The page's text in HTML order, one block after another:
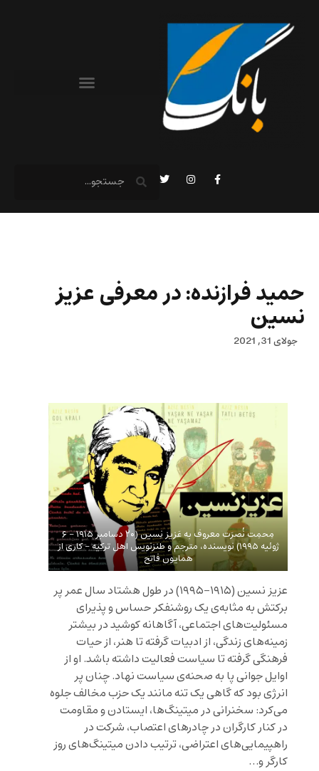
حمید فرازنده: در معرفی عزیز
نسین
جولای 31, 2021
مِحمِت نُصرَت معروف به عَزیز نِسین (۲۰ دسامبر ۱۹۱۵ – ۶
ژوئیه ۱۹۹۵) نویسنده، مترجم و طنزنویس اهل ترکیه – کاری از
همایون فاتح
عزیز نسین (۱۹۱۵-۱۹۹۵) در طول هشتاد سال عمر پر
برکتش به مثابه‌ی یک روشنفکر حساس و پذیرای
مسئولیت‌های اجتماعی، آگاهانه کوشید در بیشتر
زمینه‌های زندگی، از ادبیات گرفته تا هنر، از حیات
فرهنگی گرفته تا سیاست فعالیت داشته باشد. او از
اوایل جوانی پا به صحنه‌ی سیاست نهاد. چنان پر
انرژی بود که گاهی یک تنه مانند یک حزب مخالف جلوه
می‌کرد: سخنرانی در میتینگ‌ها، ایستادن و مقاومت
در کنار کارگران در چادرهای اعتصاب، شرکت در
راهپیمایی‌های اعتراضی، ترتیب دادن میتینگ‌های روز
کارگر و…